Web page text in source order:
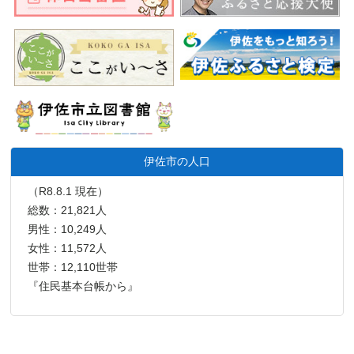
伊佐市の人口
（R8.8.1 現在）
総数：21,821人
男性：10,249人
女性：11,572人
世帯：12,110世帯
『住民基本台帳から』